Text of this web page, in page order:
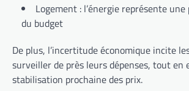
Logement : l’énergie représente
du budget
De plus, l’incertitude économique incite
surveiller de près leurs dépenses, tout en
stabilisation prochaine des prix.